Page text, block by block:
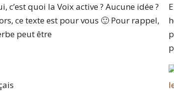
c’est quoi la Voix active ? Aucune idée ?
ce texte est pour vous 🙂 Pour rappel,
peut être